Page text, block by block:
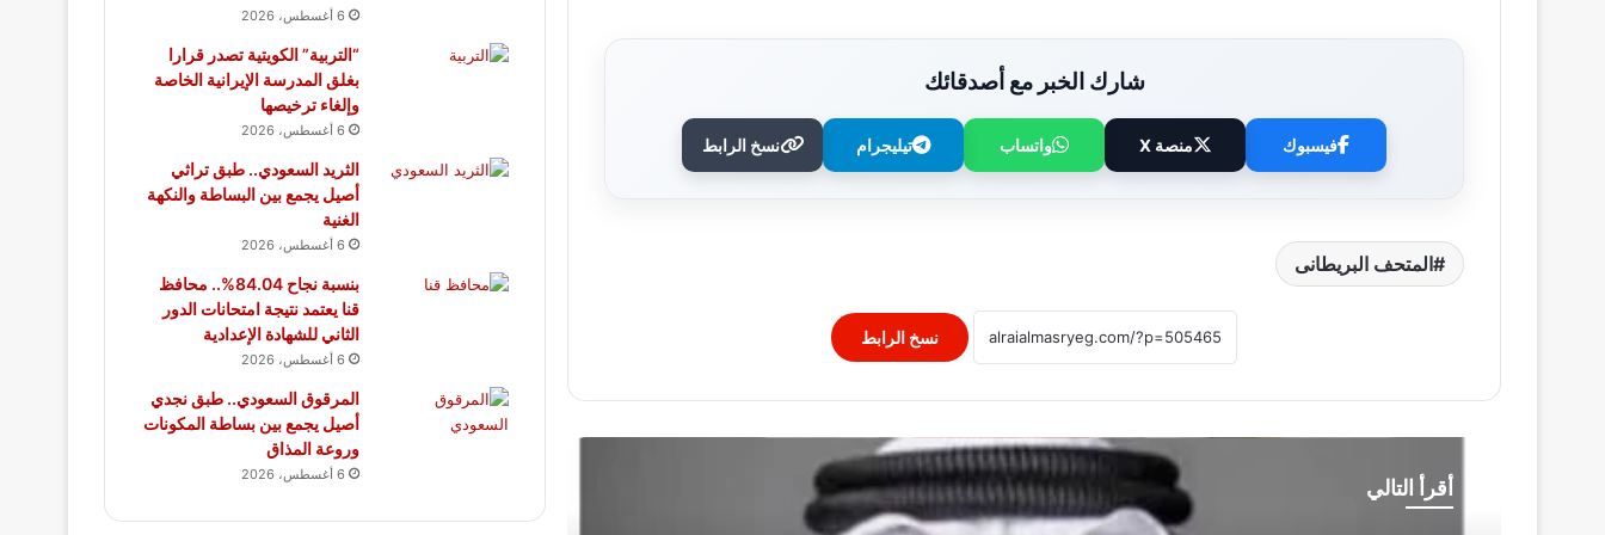
شارك الخبر مع أصدقائك
فيسبوك منصة X واتساب تيليجرام نسخ الرابط
المتحف البريطانى
نسخ الرابط
أقرأ التالي
“التربية” الكويتية تصدر قرارا بغلق المدرسة
بكورسيكا
شراكة أقوى مع إسرائيل..
على بلدة برج الشمالي
6 أغسطس، 2026
“التربية” الكويتية تصدر قرارا
بغلق المدرسة الإيرانية الخاصة
وإلغاء ترخيصها
6 أغسطس، 2026
الثريد السعودي.. طبق تراثي
أصيل يجمع بين البساطة والنكهة
الغنية
6 أغسطس، 2026
بنسبة نجاح 84.04%.. محافظ
قنا يعتمد نتيجة امتحانات الدور
الثاني للشهادة الإعدادية
6 أغسطس، 2026
المرقوق السعودي.. طبق نجدي
أصيل يجمع بين بساطة المكونات
وروعة المذاق
6 أغسطس، 2026